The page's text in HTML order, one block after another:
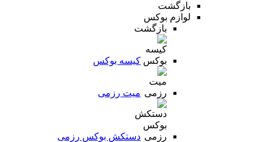
بازگشت
لوازم بوکس
بازگشت
کیسه بوکس
میت رزمی
دستکش بوکس رزمی